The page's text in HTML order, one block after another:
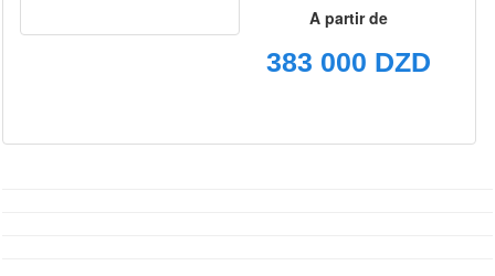
A partir de
383 000 DZD